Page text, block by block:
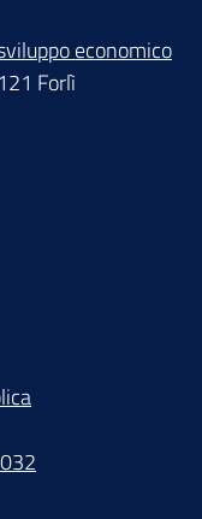
economico
Forlì